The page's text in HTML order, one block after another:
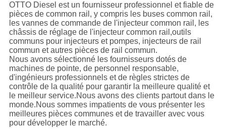
OTTO Diesel est un fournisseur professionnel et fiable de
pièces de common rail, y compris les buses common rail,
les vannes de commande de l'injecteur common rail, les
châssis de réglage de l'injecteur common rail,outils
communs pour injecteurs et pompes, injecteurs de rail
commun et autres pièces de rail commun.
Nous avons sélectionné les fournisseurs dotés de
machines de pointe, de personnel responsable,
d'ingénieurs professionnels et de règles strictes de
contrôle de la qualité pour garantir la meilleure qualité et
le meilleur service.Nous avons des clients partout dans le
monde.Nous sommes impatients de vous présenter les
meilleures pièces communes et de travailler avec vous
pour développer le marché.